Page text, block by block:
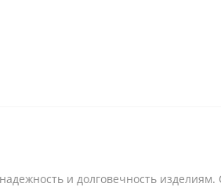
и долговечность